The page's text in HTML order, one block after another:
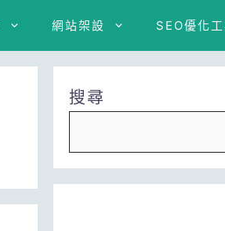
網站架設 SEO優化
搜尋